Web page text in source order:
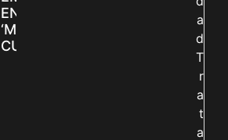
EN LA FERIA
‘MANOS QUE
CUIDAN Y CREAN’
a
d
T
r
a
t
a